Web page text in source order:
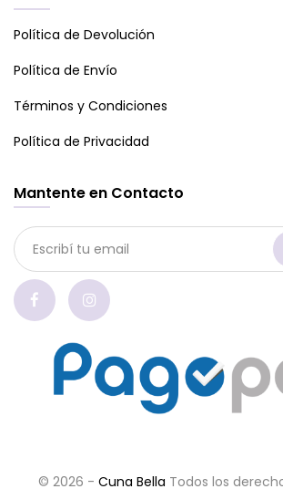
Política de Devolución
Política de Envío
Términos y Condiciones
Política de Privacidad
Mantente en Contacto
© 2026 - Cuna Bella Todos los